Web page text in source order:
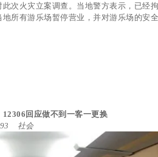
次火灾立案调查。当地警方表示，已经拘
所有游乐场暂停营业，并对游乐场的安全
回应做不到一客一更换
社会